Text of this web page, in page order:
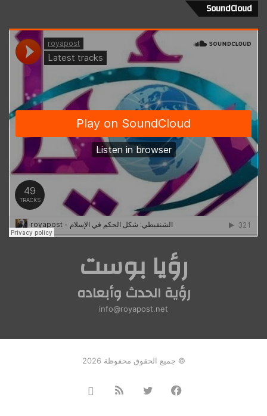
SoundCloud
رؤيا بوست
رؤية الحدث وأبعاده
info@royapost.net
© جميع الحقوق محفوظة 2026
فيسبوك تويتر ملخص